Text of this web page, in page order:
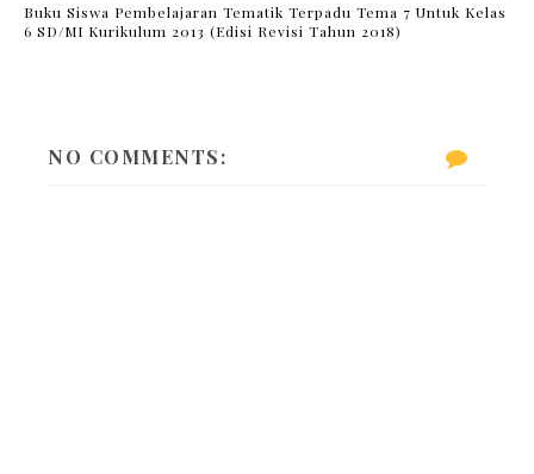
Buku Siswa Pembelajaran Tematik Terpadu Tema 7 Untuk Kelas
6 SD/MI Kurikulum 2013 (Edisi Revisi Tahun 2018)
NO COMMENTS: